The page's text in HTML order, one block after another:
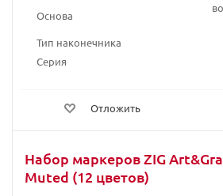
Основа
Тип наконечника
Серия
Отложить
Набор маркеров ZIG
Muted (12 цветов)